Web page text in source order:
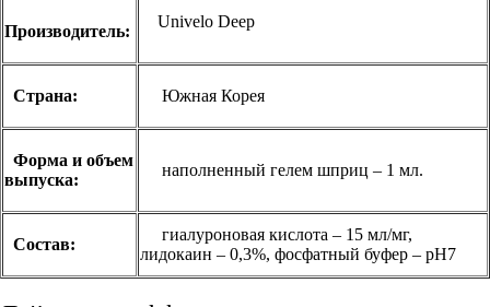
Производитель:
Univelo Deep
Страна: Южная Корея
Форма и объем
выпуска:
наполненный гелем шприц – 1 мл.
Состав:
гиалуроновая кислота – 15 мл/мг,
лидокаин – 0,3%, фосфатный буфер – pH7